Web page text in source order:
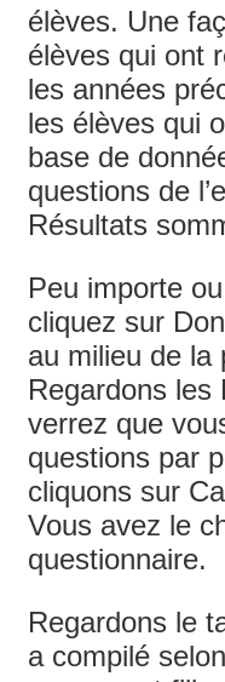
élèves. Une
élèves qui ont
les années
les élèves qui
base de
questions de
Résultats
Peu importe
cliquez sur
au milieu de la
Regardons les
verrez que
questions par
cliquons sur
Vous avez le
questionnaire.
Regardons le
a compilé